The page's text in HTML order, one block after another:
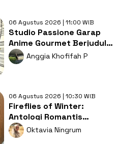
06 Agustus 2026 | 11:00 WIB
Studio Passione Garap
Anime Gourmet Berjudul I
Love Dokagui! Mochizuki-
san
Anggia Khofifah P
06 Agustus 2026 | 10:30 WIB
Fireflies of Winter:
Antologi Romantis
Tentang Harapan yang
Nyaris Padam
Oktavia Ningrum